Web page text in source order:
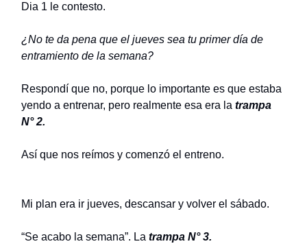
Dia 1 le contesto.
¿No te da pena que el jueves sea tu primer día de
entramiento de la semana?
Respondí que no, porque lo importante es que estaba
yendo a entrenar, pero realmente esa era la trampa
N° 2.
Así que nos reímos y comenzó el entreno.
Mi plan era ir jueves, descansar y volver el sábado.
“Se acabo la semana”. La trampa N° 3.